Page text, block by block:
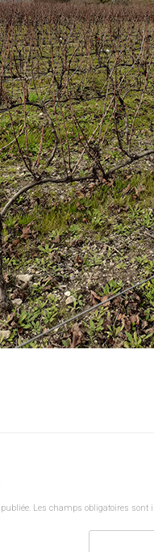
Les champs obligatoires sont